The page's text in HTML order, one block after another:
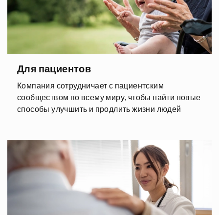
Для пациентов
Компания сотрудничает с пациентским
сообществом по всему миру, чтобы найти новые
способы улучшить и продлить жизни людей